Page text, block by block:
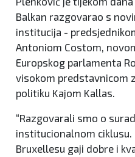
Balkan razgovarao s
institucija -
Antoniom Costom,
Europskog parlamenta
visokom predstavnicom
politiku Kajom Kallas.
“Razgovarali smo o
institucionalnom ciklusu.
Bruxellesu gaji dobre i